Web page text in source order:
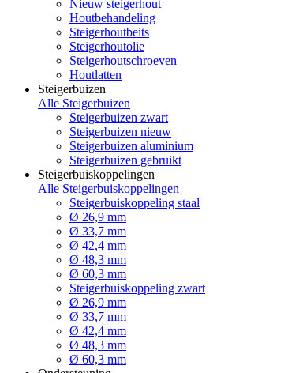
Nieuw steigerhout
Houtbehandeling
Steigerhoutbeits
Steigerhoutolie
Steigerhoutschroeven
Houtlatten
Steigerbuizen
Alle Steigerbuizen
Steigerbuizen zwart
Steigerbuizen nieuw
Steigerbuizen aluminium
Steigerbuizen gebruikt
Steigerbuiskoppelingen
Alle Steigerbuiskoppelingen
Steigerbuiskoppeling staal
Ø 26,9 mm
Ø 33,7 mm
Ø 42,4 mm
Ø 48,3 mm
Ø 60,3 mm
Steigerbuiskoppeling zwart
Ø 26,9 mm
Ø 33,7 mm
Ø 42,4 mm
Ø 48,3 mm
Ø 60,3 mm